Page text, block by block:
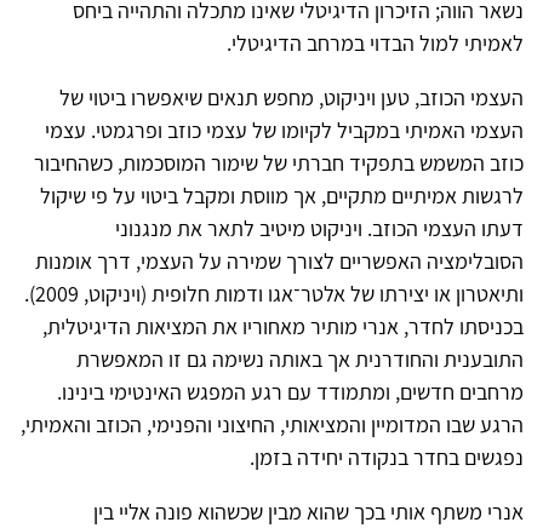
נשאר הווה; הזיכרון הדיגיטלי שאינו מתכלה והתהייה ביחס
לאמיתי למול הבדוי במרחב הדיגיטלי.
העצמי הכוזב, טען ויניקוט, מחפש תנאים שיאפשרו ביטוי של
העצמי האמיתי במקביל לקיומו של עצמי כוזב ופרגמטי. עצמי
כוזב המשמש בתפקיד חברתי של שימור המוסכמות, כשהחיבור
לרגשות אמיתיים מתקיים, אך מווסת ומקבל ביטוי על פי שיקול
דעתו העצמי הכוזב. ויניקוט מיטיב לתאר את מנגנוני
הסובלימציה האפשריים לצורך שמירה על העצמי, דרך אומנות
ותיאטרון או יצירתו של אלטר־אגו ודמות חלופית (ויניקוט, 2009).
בכניסתו לחדר, אנרי מותיר מאחוריו את המציאות הדיגיטלית,
התובענית והחודרנית אך באותה נשימה גם זו המאפשרת
מרחבים חדשים, ומתמודד עם רגע המפגש האינטימי בינינו.
הרגע שבו המדומיין והמציאותי, החיצוני והפנימי, הכוזב והאמיתי,
נפגשים בחדר בנקודה יחידה בזמן.
אנרי משתף אותי בכך שהוא מבין שכשהוא פונה אליי בין